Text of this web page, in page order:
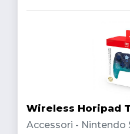
Wireless Horipad
Accessori - Nintendo